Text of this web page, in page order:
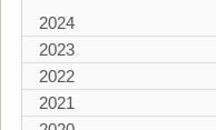
2024
2023
2022
2021